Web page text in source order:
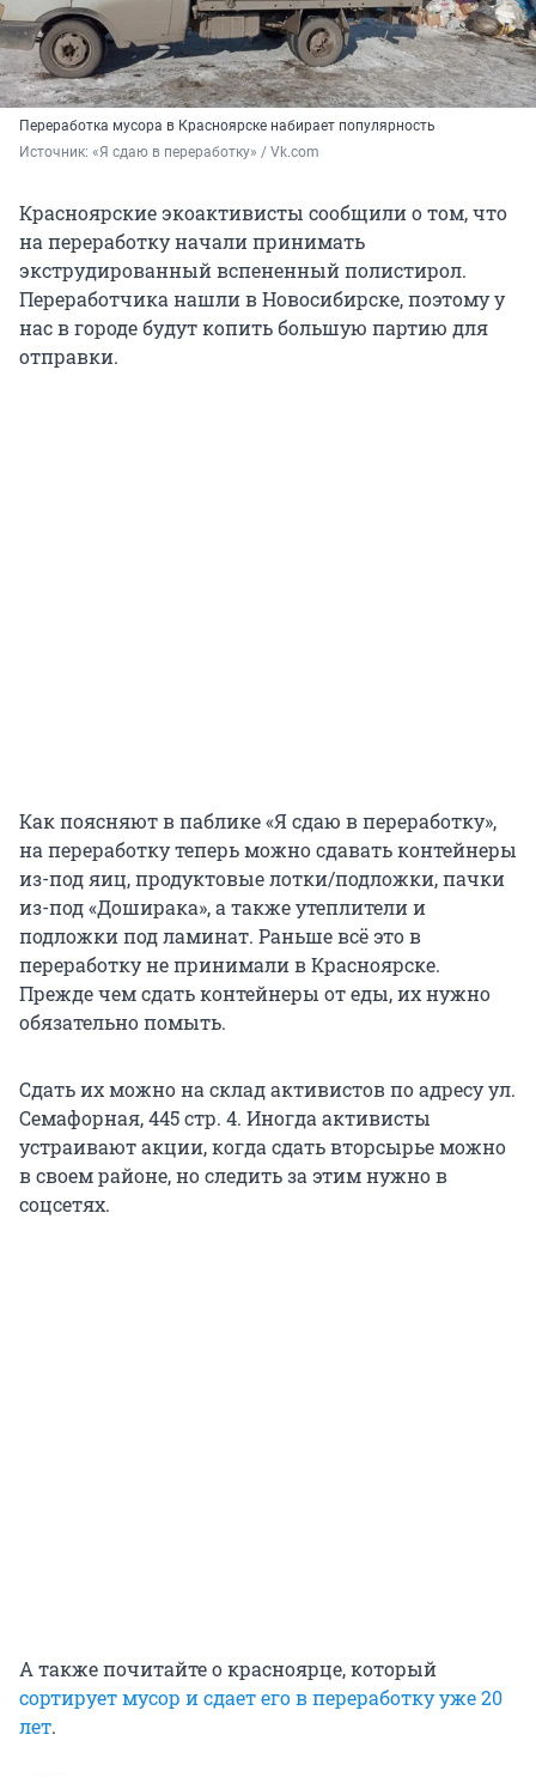
Переработка мусора в Красноярске набирает популярность
Источник: «Я сдаю в переработку» / Vk.com
Красноярские экоактивисты сообщили о том, что
на переработку начали принимать
экструдированный вспененный полистирол.
Переработчика нашли в Новосибирске, поэтому у
нас в городе будут копить большую партию для
отправки.
Как поясняют в паблике «Я сдаю в переработку»,
на переработку теперь можно сдавать контейнеры
из-под яиц, продуктовые лотки/подложки, пачки
из-под «Доширака», а также утеплители и
подложки под ламинат. Раньше всё это в
переработку не принимали в Красноярске.
Прежде чем сдать контейнеры от еды, их нужно
обязательно помыть.
Сдать их можно на склад активистов по адресу ул.
Семафорная, 445 стр. 4. Иногда активисты
устраивают акции, когда сдать вторсырье можно
в своем районе, но следить за этим нужно в
соцсетях.
А также почитайте о красноярце, который
сортирует мусор и сдает его в переработку уже 20
лет.